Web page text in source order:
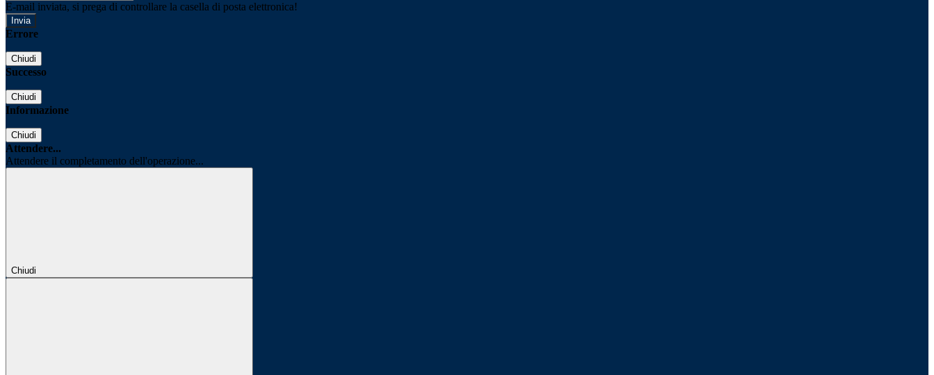
E-mail inviata, si prega di controllare la casella di posta elettronica!
Errore
Chiudi
Successo
Chiudi
Informazione
Chiudi
Attendere...
Attendere il completamento dell'operazione...
Chiudi